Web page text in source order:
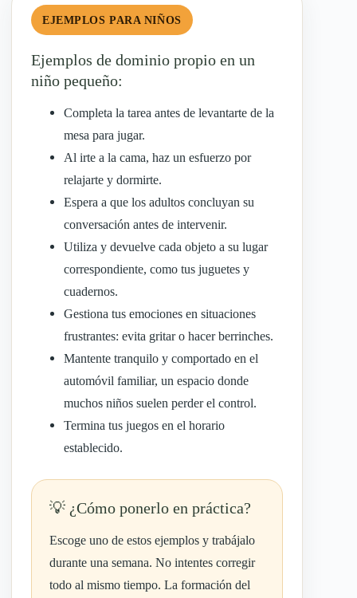
EJEMPLOS PARA NIÑOS
Ejemplos de dominio propio en un
niño pequeño:
Completa la tarea antes de levantarte de la
mesa para jugar.
Al irte a la cama, haz un esfuerzo por
relajarte y dormirte.
Espera a que los adultos concluyan su
conversación antes de intervenir.
Utiliza y devuelve cada objeto a su lugar
correspondiente, como tus juguetes y
cuadernos.
Gestiona tus emociones en situaciones
frustrantes: evita gritar o hacer berrinches.
Mantente tranquilo y comportado en el
automóvil familiar, un espacio donde
muchos niños suelen perder el control.
Termina tus juegos en el horario
establecido.
¿Cómo ponerlo en práctica?
Escoge uno de estos ejemplos y trabájalo
durante una semana. No intentes corregir
todo al mismo tiempo. La formación del